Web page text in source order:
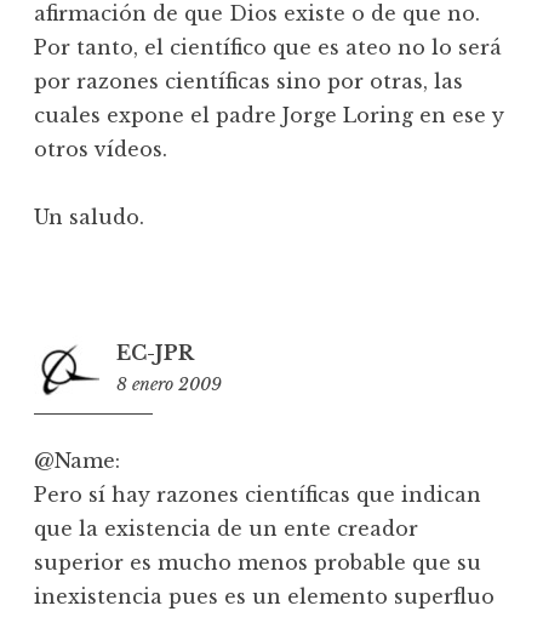
afirmación de que Dios existe o de que no.
Por tanto, el científico que es ateo no lo será
por razones científicas sino por otras, las
cuales expone el padre Jorge Loring en ese y
otros vídeos.
Un saludo.
EC-JPR
8 enero 2009
@Name:
Pero sí hay razones científicas que indican
que la existencia de un ente creador
superior es mucho menos probable que su
inexistencia pues es un elemento superfluo